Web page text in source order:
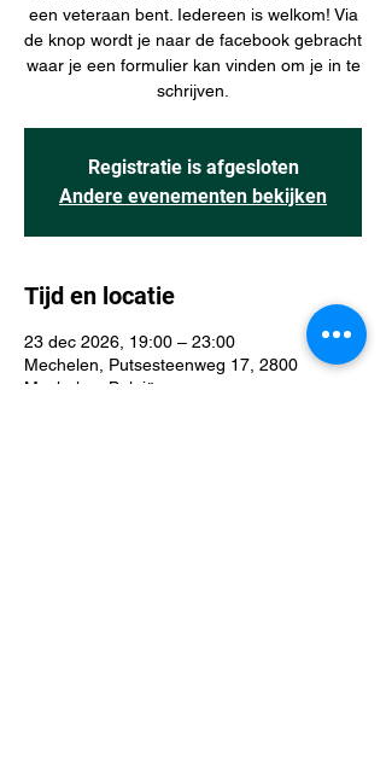
een veteraan bent. Iedereen is welkom! Via
de knop wordt je naar de facebook gebracht
waar je een formulier kan vinden om je in te
schrijven.
Registratie is afgesloten
Andere evenementen bekijken
Tijd en locatie
23 dec 2026, 19:00 – 23:00
Mechelen, Putsesteenweg 17, 2800
Mechelen, België